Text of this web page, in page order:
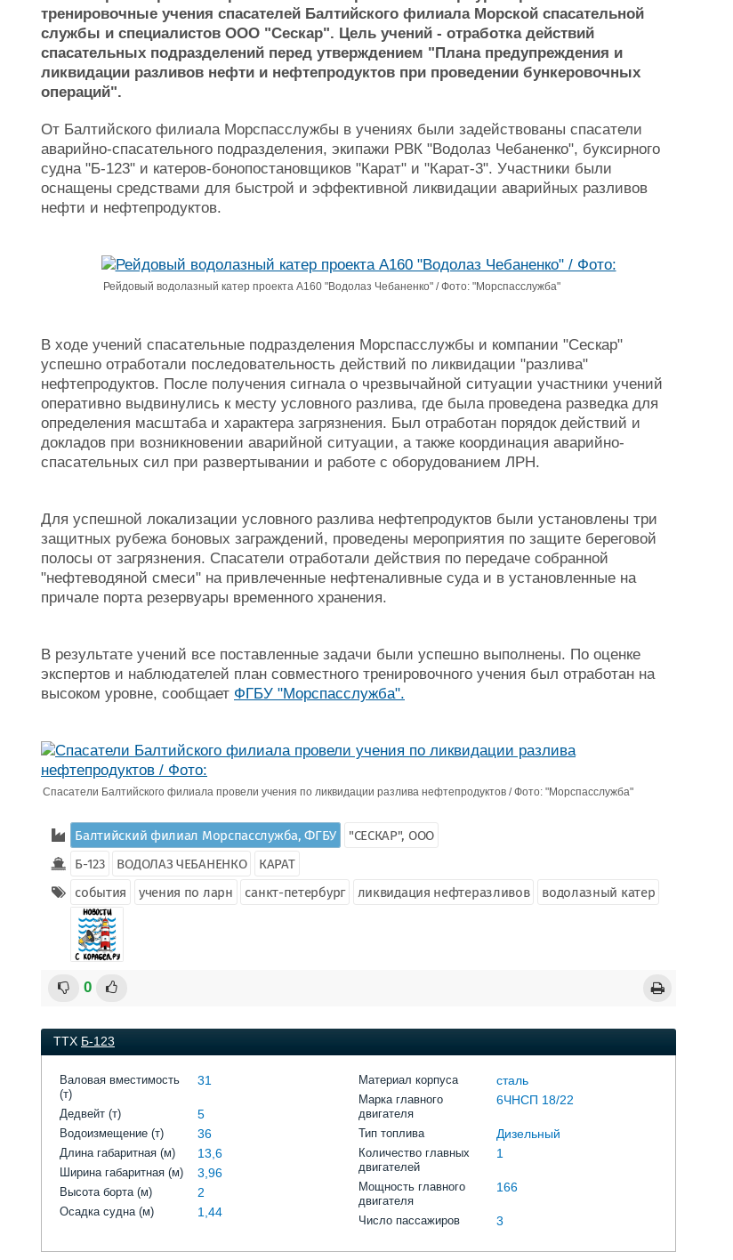
тренировочные учения спасателей Балтийского филиала Морской спасательной
службы и специалистов ООО "Сескар". Цель учений - отработка действий
спасательных подразделений перед утверждением "Плана предупреждения и
ликвидации разливов нефти и нефтепродуктов при проведении бункеровочных
операций".
От Балтийского филиала Морспасслужбы в учениях были задействованы спасатели
аварийно-спасательного подразделения, экипажи РВК "Водолаз Чебаненко", буксирного
судна "Б-123" и катеров-бонопостановщиков "Карат" и "Карат-3". Участники были
оснащены средствами для быстрой и эффективной ликвидации аварийных разливов
нефти и нефтепродуктов.
Рейдовый водолазный катер проекта А160 "Водолаз Чебаненко" / Фото: "Морспасслужба"
В ходе учений спасательные подразделения Морспасслужбы и компании "Сескар"
успешно отработали последовательность действий по ликвидации "разлива"
нефтепродуктов. После получения сигнала о чрезвычайной ситуации участники учений
оперативно выдвинулись к месту условного разлива, где была проведена разведка для
определения масштаба и характера загрязнения. Был отработан порядок действий и
докладов при возникновении аварийной ситуации, а также координация аварийно-
спасательных сил при развертывании и работе с оборудованием ЛРН.
Для успешной локализации условного разлива нефтепродуктов были установлены три
защитных рубежа боновых заграждений, проведены мероприятия по защите береговой
полосы от загрязнения. Спасатели отработали действия по передаче собранной
"нефтеводяной смеси" на привлеченные нефтеналивные суда и в установленные на
причале порта резервуары временного хранения.
В результате учений все поставленные задачи были успешно выполнены. По оценке
экспертов и наблюдателей план совместного тренировочного учения был отработан на
высоком уровне, сообщает ФГБУ "Морспасслужба".
Спасатели Балтийского филиала провели учения по ликвидации разлива нефтепродуктов / Фото: "Морспасслужба"
Балтийский филиал Морспасслужба, ФГБУ
"СЕСКАР", ООО
Б-123
ВОДОЛАЗ ЧЕБАНЕНКО
КАРАТ
события
учения по ларн санкт-петербург ликвидация нефтеразливов водолазный катер
0
ТТХ Б-123
Валовая вместимость
(т)
31
Дедвейт (т) 5
Водоизмещение (т) 36
Длина габаритная (м) 13,6
Ширина габаритная (м) 3,96
Высота борта (м) 2
Осадка судна (м) 1,44
Материал корпуса сталь
Марка главного
двигателя
6ЧНСП 18/22
Тип топлива Дизельный
Количество главных
двигателей
1
Мощность главного
двигателя
166
Число пассажиров 3